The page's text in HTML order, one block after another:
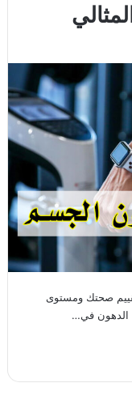
صحتك ومستوى
الدهون في…